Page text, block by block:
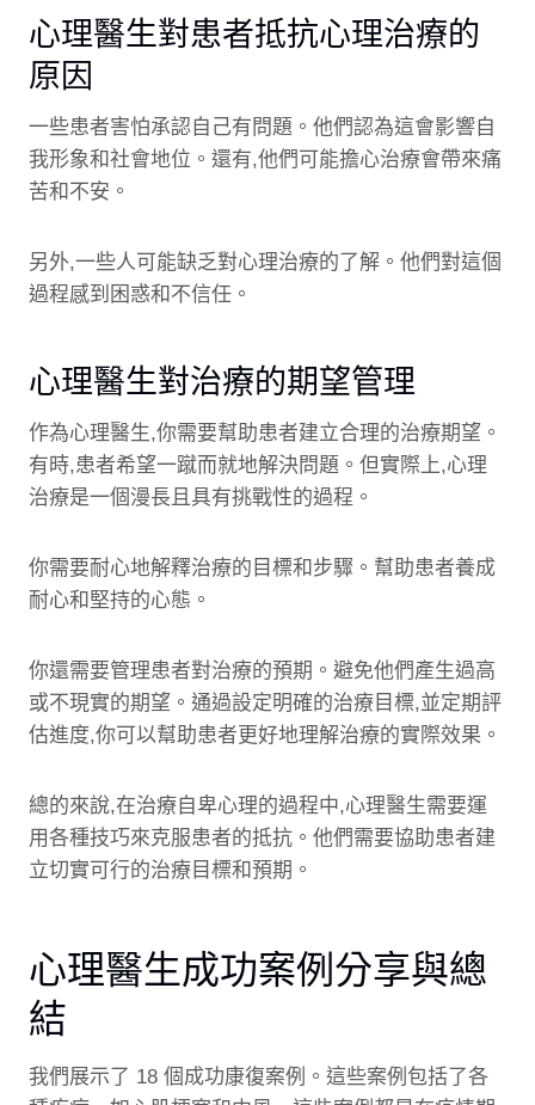
心理醫生對患者抵抗心理治療的
原因
一些患者害怕承認自己有問題。他們認為這會影響自
我形象和社會地位。還有,他們可能擔心治療會帶來痛
苦和不安。
另外,一些人可能缺乏對心理治療的了解。他們對這個
過程感到困惑和不信任。
心理醫生對治療的期望管理
作為心理醫生,你需要幫助患者建立合理的治療期望。
有時,患者希望一蹴而就地解決問題。但實際上,心理
治療是一個漫長且具有挑戰性的過程。
你需要耐心地解釋治療的目標和步驟。幫助患者養成
耐心和堅持的心態。
你還需要管理患者對治療的預期。避免他們產生過高
或不現實的期望。通過設定明確的治療目標,並定期評
估進度,你可以幫助患者更好地理解治療的實際效果。
總的來說,在治療自卑心理的過程中,心理醫生需要運
用各種技巧來克服患者的抵抗。他們需要協助患者建
立切實可行的治療目標和預期。
心理醫生成功案例分享與總
結
我們展示了 18 個成功康復案例。這些案例包括了各